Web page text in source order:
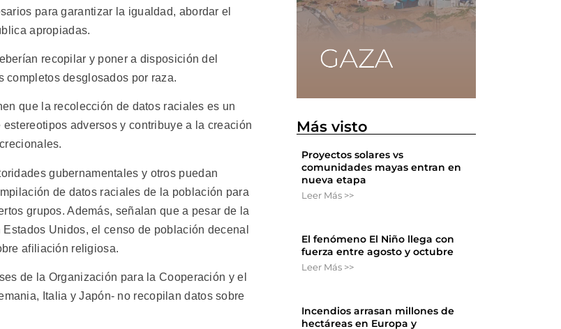
para garantizar la igualdad, abordar el
apropiadas.
recopilar y poner a disposición del
completos desglosados por raza.
que la recolección de datos raciales es un
adversos y contribuye a la creación
gubernamentales y otros puedan
de datos raciales de la población para
grupos. Además, señalan que a pesar de la
Unidos, el censo de población decenal
afiliación religiosa.
de la Organización para la Cooperación y el
Italia y Japón- no recopilan datos sobre
Más visto
Proyectos solares vs
comunidades mayas entran en
nueva etapa
Leer Más >>
El fenómeno El Niño llega con
fuerza entre agosto y octubre
Leer Más >>
Incendios arrasan millones de
hectáreas en Europa y